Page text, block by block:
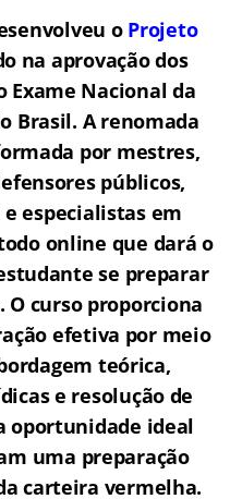
o Projeto
na aprovação dos
Exame Nacional da
Brasil. A renomada
por mestres,
públicos,
especialistas em
online que dará o
se preparar
O curso proporciona
efetiva por meio
teórica,
e resolução de
oportunidade ideal
uma preparação
carteira vermelha.